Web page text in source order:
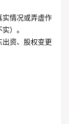
实情况或弄虚作
）。
出资、股权变更